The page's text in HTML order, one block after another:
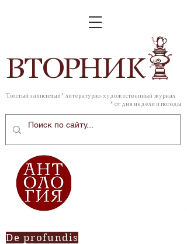
ВТОРНИК
Толстый зависимый* литературно-художественный журнал
* от дня недели и погоды
De profundis